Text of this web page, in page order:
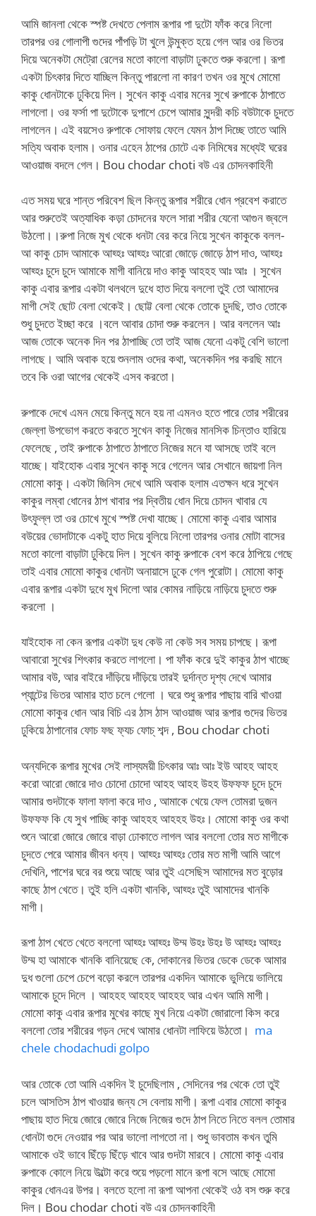
আমি জানলা থেকে স্পষ্ট দেখতে পেলাম রূপার পা দুটো ফাঁক করে নিলো
তারপর ওর গোলাপী গুদের পাঁপড়ি টা খুলে উন্মুক্ত হয়ে গেল আর ওর ভিতর
দিয়ে অনেকটা মেট্রো রেলের মতো কালো বাড়াটা ঢুকতে শুরু করলো। রূপা
একটা চিৎকার দিতে যাচ্ছিল কিন্তু পারলো না কারণ তখন ওর মুখে মোমো
কাকু ধোনটাকে ঢুকিয়ে দিল। সুখেন কাকু এবার মনের সুখে রুপাকে ঠাপাতে
লাগলো। ওর ফর্সা পা দুটোকে দুপাশে চেপে আমার সুন্দরী কচি বউটাকে চুদতে
লাগলেন। এই বয়সেও রুপাকে সোফায় ফেলে যেমন ঠাপ দিচ্ছে তাতে আমি
সত্যি অবাক হলাম। ওনার এহেন ঠাপের চোটে এক নিমিষের মধ্যেই ঘরের
আওয়াজ বদলে গেল। Bou chodar choti বউ এর চোদনকাহিনী
এত সময় ঘরে শান্ত পরিবেশ ছিল কিন্তু রূপার শরীরে ধোন প্রবেশ করাতে
আর শুরুতেই অত্যাধিক কড়া চোদনের ফলে সারা শরীর যেনো আগুন জ্বলে
উঠলো।।রুপা নিজে মুখ থেকে ধনটা বের করে নিয়ে সুখেন কাকুকে বলল-
আ কাকু চোদ আমাকে আহ্হঃ আহ্হঃ আরো জোড়ে জোড়ে ঠাপ দাও, আহ্হঃ
আহ্হঃ চুদে চুদে আমাকে মাগী বানিয়ে দাও কাকু আহহহ আঃ আঃ । সুখেন
কাকু এবার রূপার একটা থলথলে দুধে হাত দিয়ে বললো তুই তো আমাদের
মাগী সেই ছোট বেলা থেকেই। ছোট্ট বেলা থেকে তোকে চুদছি, তাও তোকে
শুধু চুদতে ইচ্ছা করে ।বলে আবার চোদা শুরু করলেন। আর বললেন আঃ
আজ তোকে অনেক দিন পর ঠাপাচ্ছি তো তাই আজ যেনো একটু বেশি ভালো
লাগছে। আমি অবাক হয়ে শুনলাম ওদের কথা, অনেকদিন পর করছি মানে
তবে কি ওরা আগের থেকেই এসব করতো।
রুপাকে দেখে এমন মেয়ে কিন্তু মনে হয় না এমনও হতে পারে তোর শরীরের
জেল্লা উপভোগ করতে করতে সুখেন কাকু নিজের মানসিক চিন্তাও হারিয়ে
ফেলেছে , তাই রুপাকে ঠাপাতে ঠাপাতে নিজের মনে যা আসছে তাই বলে
যাচ্ছে। যাইহোক এবার সুখেন কাকু সরে গেলেন আর সেখানে জায়গা নিল
মোমো কাকু। একটা জিনিস দেখে আমি অবাক হলাম এতক্ষন ধরে সুখেন
কাকুর লম্বা ধোনের ঠাপ খাবার পর দ্বিতীয় ধোন দিয়ে চোদন খাবার যে
উৎফুল্ল তা ওর চোখে মুখে স্পষ্ট দেখা যাচ্ছে। মোমো কাকু এবার আমার
বউয়ের ভোদাটাকে একটু হাত দিয়ে বুলিয়ে নিলো তারপর ওনার মোটা বাসের
মতো কালো বাড়াটা ঢুকিয়ে দিল। সুখেন কাকু রুপাকে বেশ করে ঠাপিয়ে গেছে
তাই এবার মোমো কাকুর ধোনটা অনায়াসে ঢুকে গেল পুরোটা। মোমো কাকু
এবার রূপার একটা দুধে মুখ দিলো আর কোমর নাড়িয়ে নাড়িয়ে চুদতে শুরু
করলো ।
যাইহোক না কেন রূপার একটা দুধ কেউ না কেউ সব সময় চাপছে। রূপা
আবারো সুখের শিৎকার করতে লাগলো। পা ফাঁক করে দুই কাকুর ঠাপ খাচ্ছে
আমার বউ, আর বাইরে দাঁড়িয়ে দাঁড়িয়ে তারই দুর্দান্ত দৃশ্য দেখে আমার
প্যান্টের ভিতর আমার হাত চলে গেলো । ঘরে শুধু রূপার পাছায় বারি খাওয়া
মোমো কাকুর ধোন আর বিচি এর ঠাস ঠাস আওয়াজ আর রূপার গুদের ভিতর
ঢুকিয়ে ঠাপানোর ফোচ ফছ ফ্যচ ফোচ্ শব্দ , Bou chodar choti
অন্যদিকে রূপার মুখের সেই লাস্যময়ী চিৎকার আঃ আঃ ইউ আহহ আহহ
করো আরো জোরে দাও চোদো চোদো আহহ আহহ উহহ উফফফ চুদে চুদে
আমার গুদটাকে ফালা ফালা করে দাও , আমাকে খেয়ে ফেল তোমরা দুজন
উফফফ কি যে সুখ পাচ্ছি কাকু আহহহ আহহহ উহঃ। মোমো কাকু ওর কথা
শুনে আরো জোরে জোরে বাড়া ঢোকাতে লাগল আর বললো তোর মত মাগীকে
চুদতে পেরে আমার জীবন ধন্য। আহ্হঃ আহ্হঃ তোর মত মাগী আমি আগে
দেখিনি, পাশের ঘরে বর শুয়ে আছে আর তুই এসেছিস আমাদের মত বুড়োর
কাছে ঠাপ খেতে। তুই হলি একটা খানকি, আহ্হঃ তুই আমাদের খানকি
মাগী।
রূপা ঠাপ খেতে খেতে বললো আহ্হঃ আহ্হঃ উম্ম উহঃ উহঃ উ আহ্হঃ আহ্হঃ
উম্ম হা আমাকে খানকি বানিয়েছে কে, দোকানের ভিতর ডেকে ডেকে আমার
দুধ গুলো চেপে চেপে বড়ো করলে তারপর একদিন আমাকে ভুলিয়ে ভালিয়ে
আমাকে চুদে দিলে । আহহহ আহহহ আহহহ আর এখন আমি মাগী।
মোমো কাকু এবার রূপার মুখের কাছে মুখ নিয়ে একটা জোরালো কিস করে
বললো তোর শরীরের গড়ন দেখে আমার ধোনটা লাফিয়ে উঠতো। ma
chele chodachudi golpo
আর তোকে তো আমি একদিন ই চুদেছিলাম , সেদিনের পর থেকে তো তুই
চলে আসতিস ঠাপ খাওয়ার জন্য সে বেলায় মাগী। রূপা এবার মোমো কাকুর
পাছায় হাত দিয়ে জোরে জোরে নিজে নিজের গুদে ঠাপ নিতে নিতে বলল তোমার
ধোনটা গুদে নেওয়ার পর আর ভালো লাগতো না। শুধু ভাবতাম কখন তুমি
আমাকে ওই ভাবে ছিঁড়ে ছিঁড়ে খাবে আর গুদটা মারবে। মোমো কাকু এবার
রুপাকে কোলে নিয়ে উল্টো করে শুয়ে পড়লো মানে রূপা বসে আছে মোমো
কাকুর ধোনএর উপর। বলতে হলো না রূপা আপনা থেকেই ওঠ বস শুরু করে
দিল। Bou chodar choti বউ এর চোদনকাহিনী